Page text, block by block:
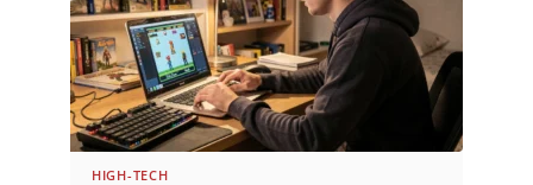
HIGH-TECH